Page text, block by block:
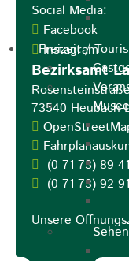
Freizeit /
Social Media:
Facebook
Instagram
Bezirksamt
73540
(0 71 73) 89 41
(0 71 73) 92 91
Unsere